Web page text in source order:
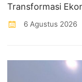
Transformasi
6 Agustus 2026